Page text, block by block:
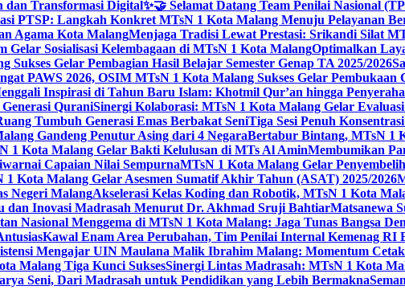
dan Transformasi Digital✨🤝 Selamat Datang Team Penilai Nasional
PTSP: Langkah Konkret MTsN 1 Kota Malang Menuju Pelayanan
Agama Kota MalangMenjaga Tradisi Lewat Prestasi: Srikandi Silat
Sosialisasi Kelembagaan di MTsN 1 Kota MalangOptimalkan
Gelar Pembagian Hasil Belajar Semester Genap TA 2025/2026
PAWS 2026, OSIM MTsN 1 Kota Malang Sukses Gelar
Inspirasi di Tahun Baru Islam: Khotmil Qur’an hingga
QuraniSinergi Kolaborasi: MTsN 1 Kota Malang Gelar
Tumbuh Generasi Emas Berbakat SeniTiga Sesi Penuh
Gandeng Penutur Asing dari 4 NegaraBertabur Bintang, MTsN 1
1 Kota Malang Gelar Bakti Kelulusan di MTs Al AminMembumikan
Capaian Nilai SempurnaMTsN 1 Kota Malang Gelar
Kota Malang Gelar Asesmen Sumatif Akhir Tahun (ASAT) 2025/2026
Negeri MalangAkselerasi Kelas Koding dan Robotik, MTsN 1 Kota
dan Inovasi Madrasah Menurut Dr. Akhmad Sruji BahtiarMatsanewa
Nasional Menggema di MTsN 1 Kota Malang: Jaga Tunas Bangsa
Kawal Enam Area Perubahan, Tim Penilai Internal Kemenag
Mengajar UIN Maulana Malik Ibrahim Malang: Momentum
Malang Tiga Kunci SuksesSinergi Lintas Madrasah: MTsN 1 Kota
Seni, Dari Madrasah untuk Pendidikan yang Lebih Bermakna